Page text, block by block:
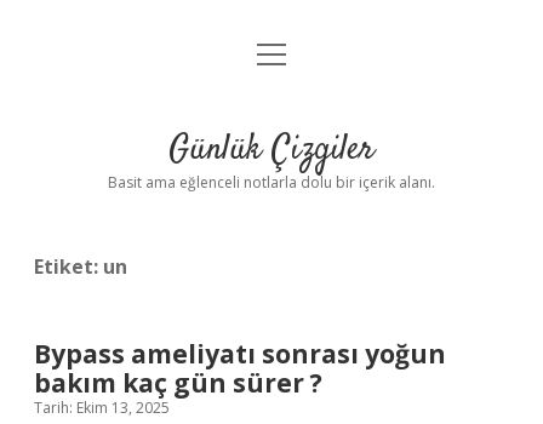
Anasayfa
Yasal Uyarı
menüyü
Günlük Çizgiler
Basit ama eğlenceli notlarla dolu bir içerik alanı.
Etiket: un
Bypass ameliyatı sonrası yoğun
bakım kaç gün sürer ?
Tarih: Ekim 13, 2025